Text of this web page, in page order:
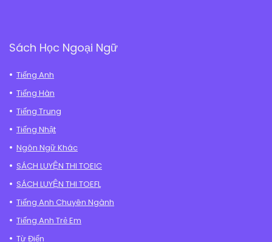
Sách Học Ngoại Ngữ
Tiếng Anh
Tiếng Hàn
Tiếng Trung
Tiếng Nhật
Ngôn Ngữ Khác
SÁCH LUYỆN THI TOEIC
SÁCH LUYỆN THI TOEFL
Tiếng Anh Chuyên Ngành
Tiếng Anh Trẻ Em
Từ Điển